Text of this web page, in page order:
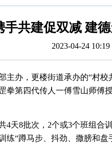
手共建促双减 建
2023-04-24 10:19
主办，更楼街道承办的“村
拳第四代传人一傅雪山师傅
4天8批次，2个或3个班组合
练“蹲马步、抖劲、撒膀和